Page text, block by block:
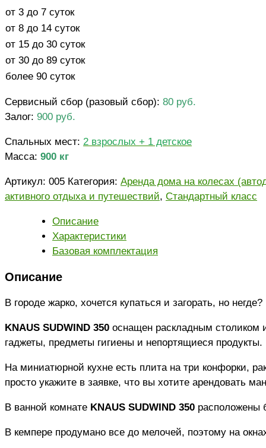
от 3 до 7 суток
от 8 до 14 суток
от 15 до 30 суток
от 30 до 89 суток
более 90 суток
Сервисный сбор (разовый сбор): 80 руб.
Залог: 900 руб.
Спальных мест: 2 взрослых + 1 детское
Масса: 900 кг
Артикул: 005 Категория: Аренда дома на колесах
активного отдыха и путешествий, Стандартный класс
Описание
Характеристики
Базовая комплектация
Описание
В городе жарко, хочется купаться и загорать, но
KNAUS SUDWIND 350 оснащен раскладным столиком
гаджеты, предметы гигиены и непортящиеся продукты.
На миниатюрной кухне есть плита на три конфорки,
просто укажите в заявке, что вы хотите арендовать
В ванной комнате KNAUS SUDWIND 350 расположены
В кемпере продумано все до мелочей, поэтому на